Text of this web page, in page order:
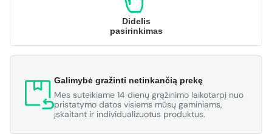
Didelis
pasirinkimas
Galimybė gražinti netinkančią prekę
Mes suteikiame 14 dienų grąžinimo laikotarpį nuo
pristatymo datos visiems mūsų gaminiams,
įskaitant ir individualizuotus produktus.